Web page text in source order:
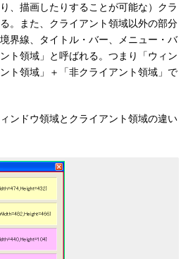
、描画したりすることが可能な）クラ
。また、クライアント領域以外の部分
界線、タイトル・バー、メニュー・バ
ト領域」と呼ばれる。つまり「ウィン
ト領域」＋「非クライアント領域」で
ンドウ領域とクライアント領域の違い